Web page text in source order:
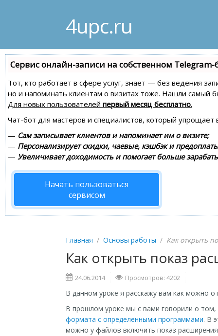
4upc.ru
Сервис онлайн-записи на собственном Telegram-
Тот, кто работает в сфере услуг, знает — без ведения
но и напоминать клиентам о визитах тоже. Нашли самый
Для новых пользователей первый месяц бесплатно.
Чат-бот для мастеров и специалистов, который упрощает
— Сам записывает клиентов и напоминает им о визите;
— Персонализирует скидки, чаевые, кэшбэк и
— Увеличивает доходимость и помогает больше
Начать пользоваться
сервисом
Главная / Основы работы / Как открыть
Как открыть показ
24.06.2014 Просмотров: 4202
В данном уроке я расскажу вам как можно
В прошлом уроке мы с вами говорили о том,
формата с определенными программами. В
можно у файлов включить показ